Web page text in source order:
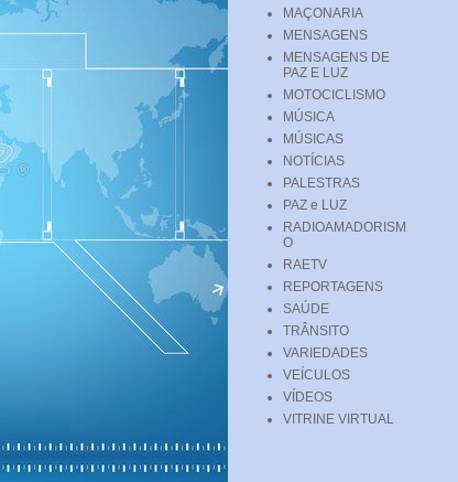
MAÇONARIA
MENSAGENS
MENSAGENS DE
PAZ E LUZ
MOTOCICLISMO
MÚSICA
MÚSICAS
NOTÍCIAS
PALESTRAS
PAZ e LUZ
RADIOAMADORISM
O
RAETV
REPORTAGENS
SAÚDE
TRÂNSITO
VARIEDADES
VEÍCULOS
VÍDEOS
VITRINE VIRTUAL